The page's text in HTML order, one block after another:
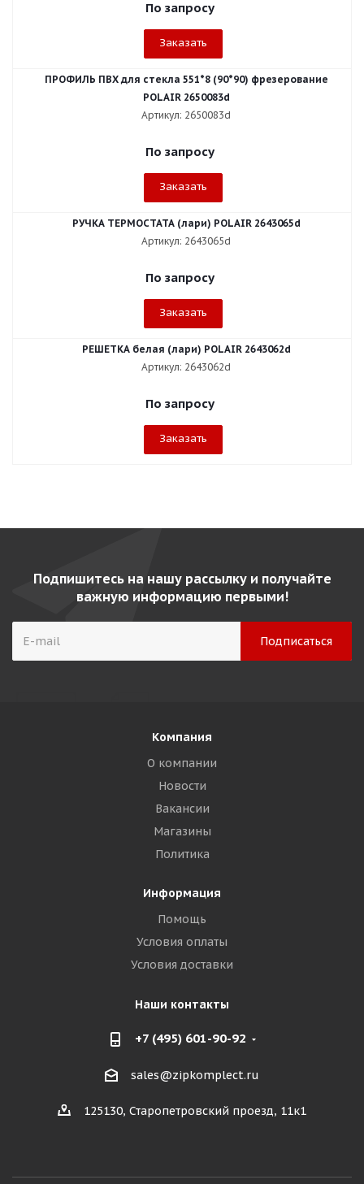
По запросу
Заказать
ПРОФИЛЬ ПВХ для стекла 551*8 (90*90) фрезерование
POLAIR 2650083d
Артикул: 2650083d
По запросу
Заказать
РУЧКА ТЕРМОСТАТА (лари) POLAIR 2643065d
Артикул: 2643065d
По запросу
Заказать
РЕШЕТКА белая (лари) POLAIR 2643062d
Артикул: 2643062d
По запросу
Заказать
Подпишитесь на нашу рассылку и получайте
важную информацию первыми!
Компания
О компании
Новости
Вакансии
Магазины
Политика
Информация
Помощь
Условия оплаты
Условия доставки
Наши контакты
+7 (495) 601-90-92
sales@zipkomplect.ru
125130, Старопетровский проезд, 11к1